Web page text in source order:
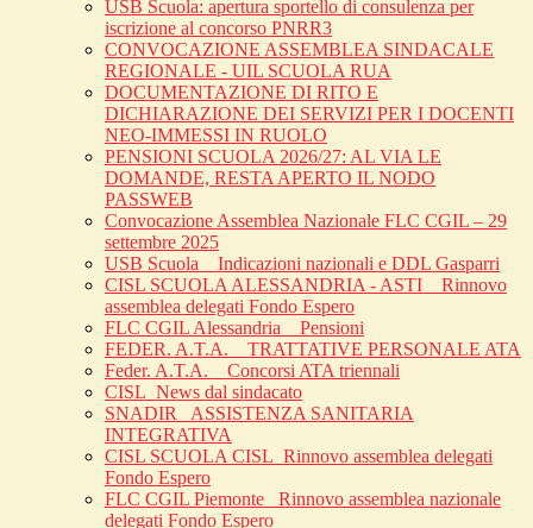
USB Scuola: apertura sportello di consulenza per
iscrizione al concorso PNRR3
CONVOCAZIONE ASSEMBLEA SINDACALE
REGIONALE - UIL SCUOLA RUA
DOCUMENTAZIONE DI RITO E
DICHIARAZIONE DEI SERVIZI PER I DOCENTI
NEO-IMMESSI IN RUOLO
PENSIONI SCUOLA 2026/27: AL VIA LE
DOMANDE, RESTA APERTO IL NODO
PASSWEB
Convocazione Assemblea Nazionale FLC CGIL – 29
settembre 2025
USB Scuola _ Indicazioni nazionali e DDL Gasparri
CISL SCUOLA ALESSANDRIA - ASTI _ Rinnovo
assemblea delegati Fondo Espero
FLC CGIL Alessandria _ Pensioni
FEDER. A.T.A. _ TRATTATIVE PERSONALE ATA
Feder. A.T.A. _ Concorsi ATA triennali
CISL_News dal sindacato
SNADIR_ ASSISTENZA SANITARIA
INTEGRATIVA
CISL SCUOLA CISL_Rinnovo assemblea delegati
Fondo Espero
FLC CGIL Piemonte _Rinnovo assemblea nazionale
delegati Fondo Espero